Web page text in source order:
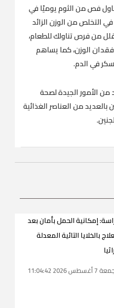
فص من الثوم يوميًا في
في التخلص من الوزن الزائد
من فرص تناولك للطعام،
الوزن، كما يساهم
في الدم.
من الأمور الجيدة لصحة
بالعديد من العناصر الغذائية
إمكانية الحمل بأمان بعد
بالخلايا التائية المعدلة
2026 11:04:42